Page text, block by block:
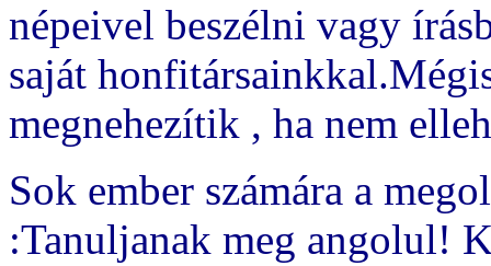
népeivel beszélni vagy
saját
megnehezítik , ha nem
Sok ember számára a
:Tanuljanak meg angolul!